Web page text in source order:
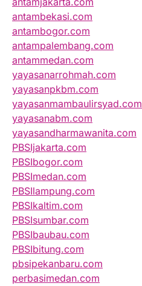
antambekasi.com
antambogor.com
antampalembang.com
antammedan.com
yayasanarrohmah.com
yayasanpkbm.com
yayasanmambaulirsyad.com
yayasanabm.com
yayasandharmawanita.com
PBSIjakarta.com
PBSIbogor.com
PBSImedan.com
PBSIlampung.com
PBSIkaltim.com
PBSIsumbar.com
PBSIbaubau.com
PBSIbitung.com
pbsipekanbaru.com
perbasimedan.com